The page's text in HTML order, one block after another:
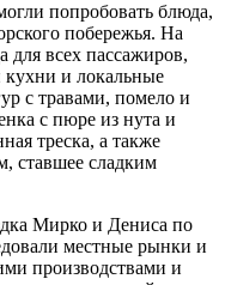
попробовать блюда,
побережья. На
для всех пассажиров,
кухни и локальные
с травами, помело и
с пюре из нута и
треска, а также
ставшее сладким
Мирко и Дениса по
местные рынки и
производствами и